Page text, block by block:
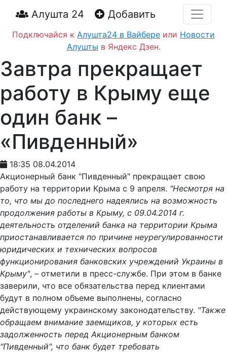
Алушта 24 Добавить
Подключайся к Алушта24 в Вайбере или Новости
Алушты в Яндекс Дзен.
Завтра прекращает
работу в Крыму еще
один банк –
«Пивденный»
18:35 08.04.2014
Акционерный банк "Пивденный" прекращает свою
работу на территории Крыма с 9 апреля. "Несмотря на
то, что мы до последнего надеялись на возможность
продолжения работы в Крыму, с 09.04.2014 г.
деятельность отделений банка на территории Крыма
приостанавливается по причине неурегулированности
юридических и технических вопросов
функционирования банковских учреждений Украины в
Крыму", – отметили в пресс-службе. При этом в банке
заверили, что все обязательства перед клиентами
будут в полном объеме выполнены, согласно
действующему украинскому законодательству. "Также
обращаем внимание заемщиков, у которых есть
задолженность перед Акционерным банком
"Пивденный", что банк будет требовать